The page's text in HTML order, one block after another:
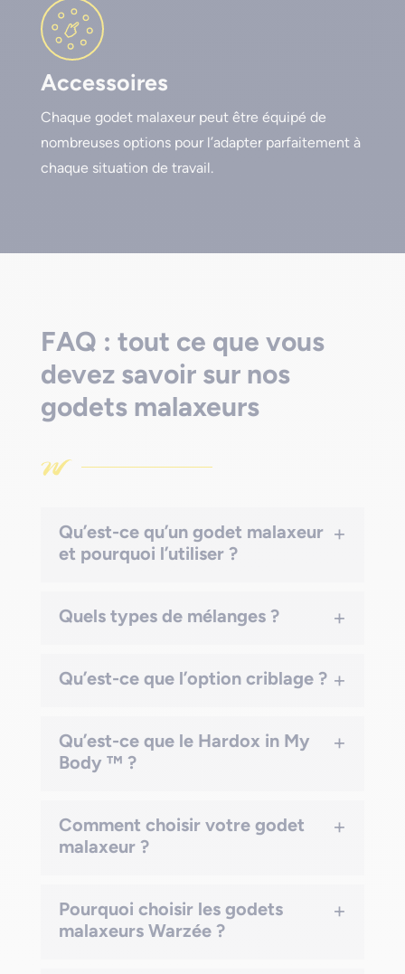
Accessoires
Chaque godet malaxeur peut être équipé de
nombreuses options pour l’adapter parfaitement à
chaque situation de travail.
FAQ : tout ce que vous
devez savoir sur nos
godets malaxeurs
Qu’est-ce qu’un godet malaxeur
et pourquoi l’utiliser ?
+
Quels types de mélanges ? +
Qu’est-ce que l’option criblage ? +
Qu’est-ce que le Hardox in My
Body ™ ?
+
Comment choisir votre godet
malaxeur ?
+
Pourquoi choisir les godets
malaxeurs Warzée ?
+